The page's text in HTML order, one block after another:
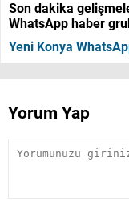
Son dakika
WhatsApp haber
Yeni Konya
Yorum Yap